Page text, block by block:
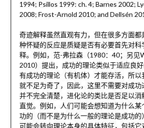
1994; Psillos 1999: ch. 4; Barnes 2002;
2008; Frost-Arnold 2010; and Dellsén
奇迹解释虽然直观有力，但在很多方面都
种怀疑的反应是质疑是否有必要首先对科
释。例如，范-弗拉森（1980：40；另见
2010）提出，成功的理论类似于适应良
有成功的理论（有机体）才能存活，所以
就不足为奇了，因此，这里不需要对成功
并不完全清楚，进化论的类比是否足以消
直觉。例如，人们可能会想知道为什么
功的（而不是为什么一般的理论是成功的
可能会转向理论本身的具体特征，包括它